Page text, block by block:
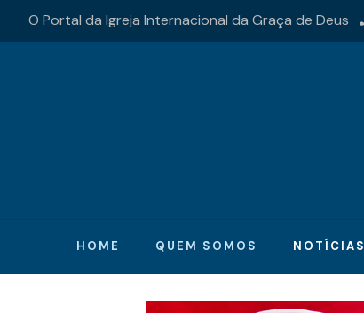
O Portal da Igreja Internacional da Graça de Deus
HOME QUEM SOMOS NOTÍCIAS